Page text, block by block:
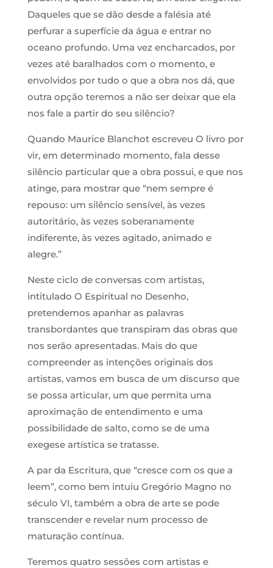
Daqueles que se dão desde a falésia até
perfurar a superfície da água e entrar no
oceano profundo. Uma vez encharcados, por
vezes até baralhados com o momento, e
envolvidos por tudo o que a obra nos dá, que
outra opção teremos a não ser deixar que ela
nos fale a partir do seu silêncio?
Quando Maurice Blanchot escreveu O livro por
vir, em determinado momento, fala desse
silêncio particular que a obra possui, e que nos
atinge, para mostrar que “nem sempre é
repouso: um silêncio sensível, às vezes
autoritário, às vezes soberanamente
indiferente, às vezes agitado, animado e
alegre.”
Neste ciclo de conversas com artistas,
intitulado O Espiritual no Desenho,
pretendemos apanhar as palavras
transbordantes que transpiram das obras que
nos serão apresentadas. Mais do que
compreender as intenções originais dos
artistas, vamos em busca de um discurso que
se possa articular, um que permita uma
aproximação de entendimento e uma
possibilidade de salto, como se de uma
exegese artística se tratasse.
A par da Escritura, que “cresce com os que a
leem”, como bem intuiu Gregório Magno no
século VI, também a obra de arte se pode
transcender e revelar num processo de
maturação contínua.
Teremos quatro sessões com artistas e